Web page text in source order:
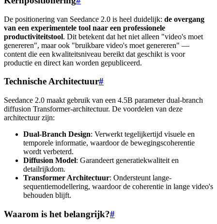
De positionering van Seedance 2.0 is heel duidelijk: de overgang
van een experimentele tool naar een professionele
productiviteitstool. Dit betekent dat het niet alleen "video's moet
genereren", maar ook "bruikbare video's moet genereren" —
content die een kwaliteitsniveau bereikt dat geschikt is voor
productie en direct kan worden gepubliceerd.
Technische Architectuur#
Seedance 2.0 maakt gebruik van een 4.5B parameter dual-branch
diffusion Transformer-architectuur. De voordelen van deze
architectuur zijn:
Dual-Branch Design: Verwerkt tegelijkertijd visuele en
temporele informatie, waardoor de bewegingscoherentie
wordt verbeterd.
Diffusion Model: Garandeert generatiekwaliteit en
detailrijkdom.
Transformer Architectuur: Ondersteunt lange-
sequentiemodellering, waardoor de coherentie in lange video's
behouden blijft.
Waarom is het belangrijk?#